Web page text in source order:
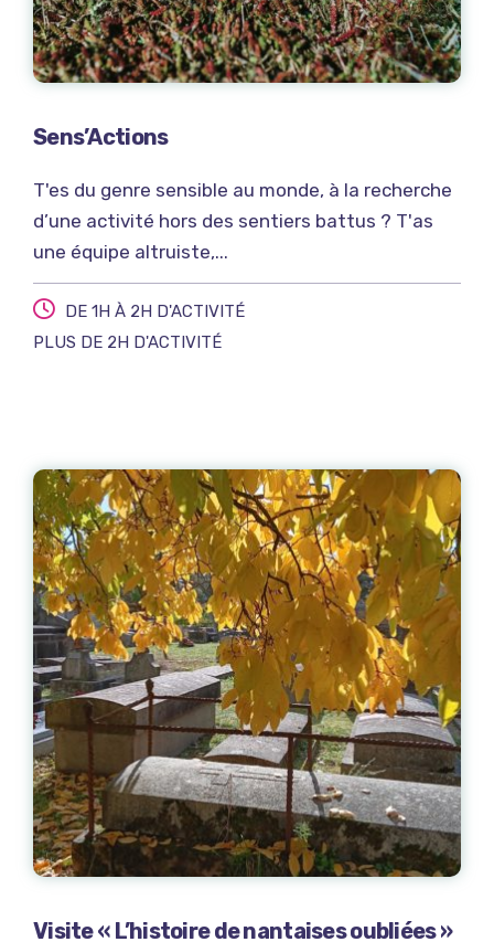
Sens’Actions
T'es du genre sensible au monde, à la recherche
d’une activité hors des sentiers battus ? T'as
une équipe altruiste,...
DE 1H À 2H D'ACTIVITÉ
PLUS DE 2H D'ACTIVITÉ
Visite « L’histoire de nantaises oubliées »